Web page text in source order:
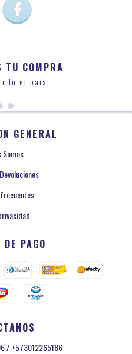
TU COMPRA
el país
GENERAL
Somos
DE PAGO
/ +573012265186